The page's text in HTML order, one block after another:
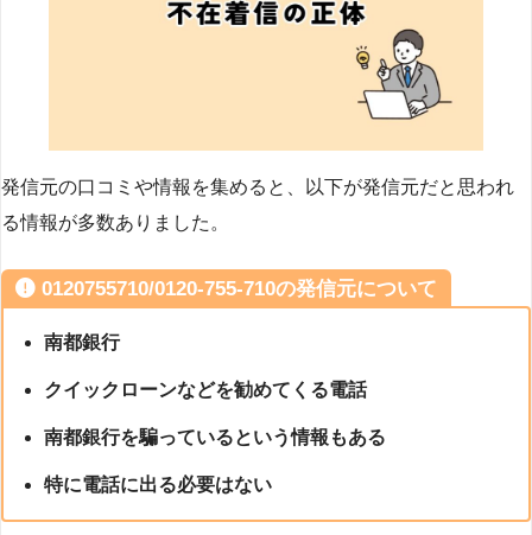
発信元の口コミや情報を集めると、以下が発信元だと思われ
る情報が多数ありました。
0120755710/0120-755-710の発信元について
南都銀行
クイックローンなどを勧めてくる電話
南都銀行を騙っているという情報もある
特に電話に出る必要はない